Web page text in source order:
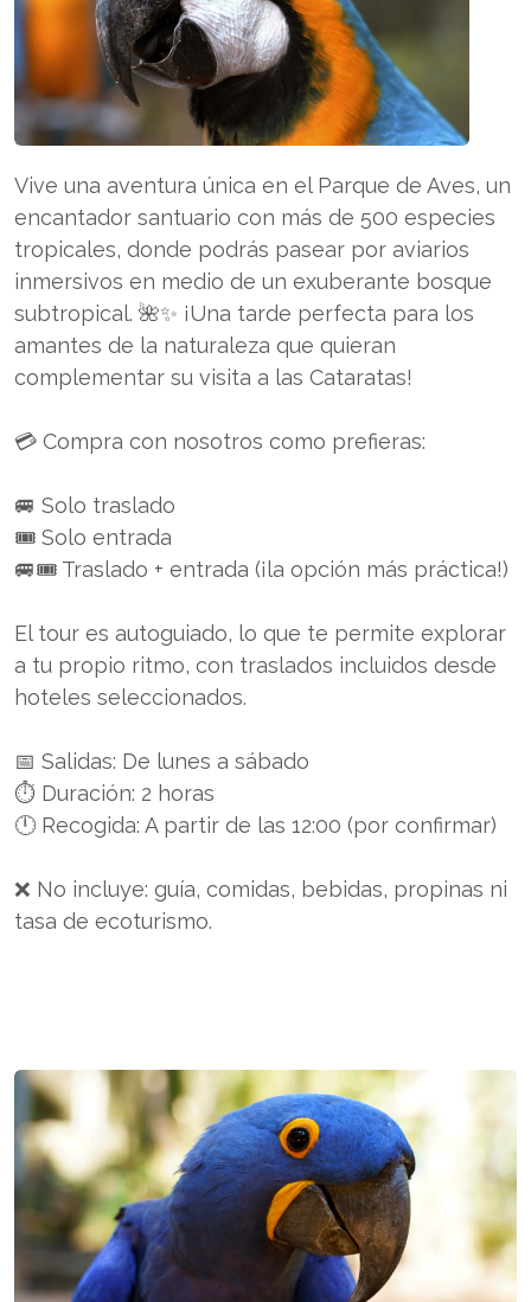
Vive una aventura única en el Parque de Aves, un
encantador santuario con más de 500 especies
tropicales, donde podrás pasear por aviarios
inmersivos en medio de un exuberante bosque
subtropical. 🌺✨ ¡Una tarde perfecta para los
amantes de la naturaleza que quieran
complementar su visita a las Cataratas!
💳 Compra con nosotros como prefieras:
🚐 Solo traslado
🎟️ Solo entrada
🚐🎟️ Traslado + entrada (¡la opción más práctica!)
El tour es autoguiado, lo que te permite explorar
a tu propio ritmo, con traslados incluidos desde
hoteles seleccionados.
📅 Salidas: De lunes a sábado
⏱️ Duración: 2 horas
🕛 Recogida: A partir de las 12:00 (por confirmar)
❌ No incluye: guía, comidas, bebidas, propinas ni
tasa de ecoturismo.